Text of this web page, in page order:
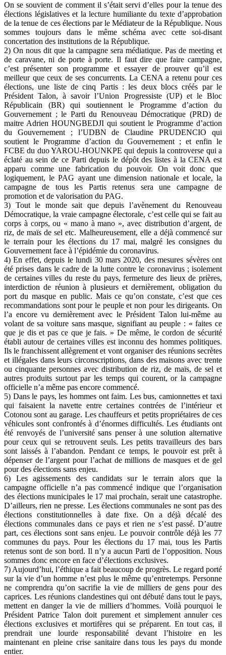
On se souvient de comment il s’était servi d’elles pour la tenue des
élections législatives et la lecture humiliante du texte d’approbation
de la tenue de ces élections par le Médiateur de la République. Nous
sommes toujours dans le même schéma avec cette soi-disant
concertation des institutions de la République.
2) On nous dit que la campagne sera médiatique. Pas de meeting et
de caravane, ni de porte à porte. Il faut dire que faire campagne,
c’est présenter son programme et essayer de prouver qu’il est
meilleur que ceux de ses concurrents. La CENA a retenu pour ces
élections, une liste de cinq Partis : les deux blocs créés par le
Président Talon, à savoir l’Union Progressiste (UP) et le Bloc
Républicain (BR) qui soutiennent le Programme d’action du
Gouvernement ; le Parti du Renouveau Démocratique (PRD) de
maitre Adrien HOUNGBEDJI qui soutient le Programme d’action
du Gouvernement ; l’UDBN de Claudine PRUDENCIO qui
soutient le Programme d’action du Gouvernement ; et enfin le
FCBE du duo YAROU-HOUNKPE qui depuis la controverse qui a
éclaté au sein de ce Parti depuis le dépôt des listes à la CENA est
apparu comme une fabrication du pouvoir. On voit donc que
logiquement, le PAG ayant une dimension nationale et locale, la
campagne de tous les Partis retenus sera une campagne de
promotion et de valorisation du PAG.
3) Tout le monde sait que depuis l’avènement du Renouveau
Démocratique, la vraie campagne électorale, c’est celle qui se fait au
corps à corps, ou « mano à mano », avec distribution d’argent, de
riz, de maïs de sel etc. Malheureusement, elle a déjà commencé sur
le terrain pour les élections du 17 mai, malgré les consignes du
Gouvernement face à l’épidémie du coronavirus.
4) En effet, depuis le lundi 30 mars 2020, des mesures sévères ont
été prises dans le cadre de la lutte contre le coronavirus ; isolement
de certaines villes du reste du pays, fermeture des lieux de prières,
interdiction de réunion à plusieurs et dernièrement, obligation du
port du masque en public. Mais ce qu’on constate, c’est que ces
recommandations sont pour le peuple et non pour les dirigeants. On
l’a encore vu dernièrement avec le Président Talon lui-même au
volant de sa voiture sans masque, signifiant au peuple : « faites ce
que je dis et pas ce que je fais. » De même, le cordon de sécurité
établi autour de certaines villes est inconnu des hommes politiques.
Ils le franchissent allègrement et vont organiser des réunions secrètes
et illégales dans leurs circonscriptions, dans des maisons avec trente
ou cinquante personnes avec distribution de riz, de maïs, de sel et
autres produits surtout par les temps qui courent, or la campagne
officielle n’a même pas encore commencé.
5) Dans le pays, les hommes ont faim. Les bus, camionnettes et taxi
qui faisaient la navette entre certaines contrées de l’intérieur et
Cotonou sont au garage. Les chauffeurs et petits propriétaires de ces
véhicules sont confrontés à d’énormes difficultés. Les étudiants ont
été renvoyés de l’université sans penser à une solution alternative
pour ceux qui se retrouvent seuls. Les petits travailleurs des bars
sont laissés à l’abandon. Pendant ce temps, le pouvoir est prêt à
dépenser de l’argent pour l’achat de millions de masques et de gel
pour des élections sans enjeu.
6) Les agissements des candidats sur le terrain alors que la
campagne officielle n’a pas commencé indique que l’organisation
des élections municipales le 17 mai prochain, serait une catastrophe.
D’ailleurs, rien ne presse. Les élections communales ne sont pas des
élections constitutionnelles à date fixe. On a déjà décalé des
élections communales dans ce pays et rien ne s’est passé. D’autre
part, ces élections sont sans enjeu. Le pouvoir contrôle déjà les 77
communes du pays. Pour les élections du 17 mai, tous les Partis
retenus sont de son bord. Il n’y a aucun Parti de l’opposition. Nous
sommes donc encore en face d’élections exclusives.
7) Aujourd’hui, l’éthique a fait beaucoup de progrès. Le regard porté
sur la vie d’un homme n’est plus le même qu’entretemps. Personne
ne comprendra qu’on sacrifie la vie de milliers de gens pour des
caprices. Les réunions clandestines qui ont débuté dans tout le pays,
mettent en danger la vie de milliers d’hommes. Voilà pourquoi le
Président Patrice Talon doit purement et simplement annuler ces
élections exclusives et mortifères qui se préparent. En tout cas, il
prendrait une lourde responsabilité devant l’histoire en les
maintenant en pleine crise sanitaire dans tous les pays du monde
entier.